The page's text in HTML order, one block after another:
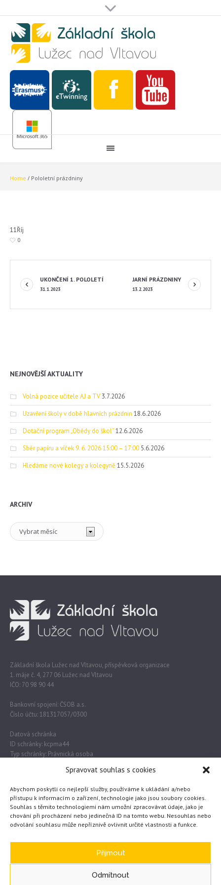
Spravovat souhlas s cookies
Abychom poskytli co nejlepší služby, používáme k ukládání a/nebo
přístupu k informacím o zařízení, technologie jako jsou soubory cookies.
Souhlas s těmito technologiemi nám umožní zpracovávat údaje, jako je
chování při procházení nebo jedinečná ID na tomto webu. Nesouhlas nebo
odvolání souhlasu může nepříznivě ovlivnit určité vlastnosti a funkce.
Přijmout
Odmítnout
Home / Pololetní prázdniny
11Říj
0
UKONČENÍ 1. POLOLETÍ
31.1.2023
JARNÍ PRÁZDNINY
13.2.2023
NEJNOVĚJŠÍ AKTUALITY
Volná pozice učitele AJ a TV 3.7.2026
Uzavření školy v době hlavních prázdnin 18.6.2026
Dotační program „Obědy do škol“12.6.2026
Sběr papíru a víček 9. 6. 2026 15:00 – 17:00 5.6.2026
Hledáme nové kolegy a kolegyně 15.5.2026
ARCHIV
Archiv
Základní škola Lužec nad Vltavou, příspěvková organizace
1. máje č. 4, 277 06 Lužec nad Vltavou
IČO: 70 98 90 44
Bankovní spojení: ČSOB a.s.
Číslo účtu: 181317057/0300
Datová schránka
ID schránky: kcpma44
Typ schránky: Právnická osoba
Obec Lužec nad Vltavou
MŠMT